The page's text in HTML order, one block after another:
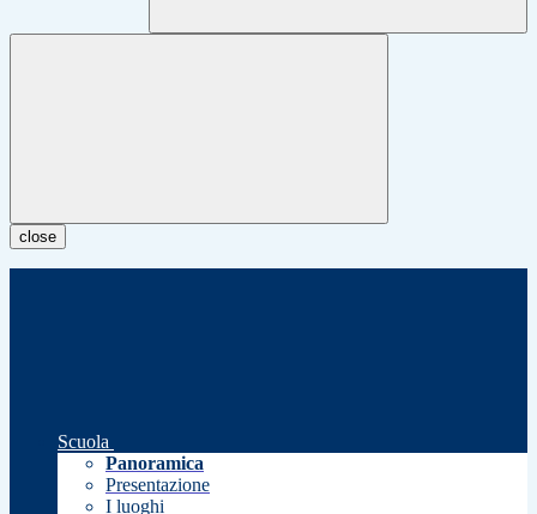
close
Scuola
Panoramica
Presentazione
I luoghi